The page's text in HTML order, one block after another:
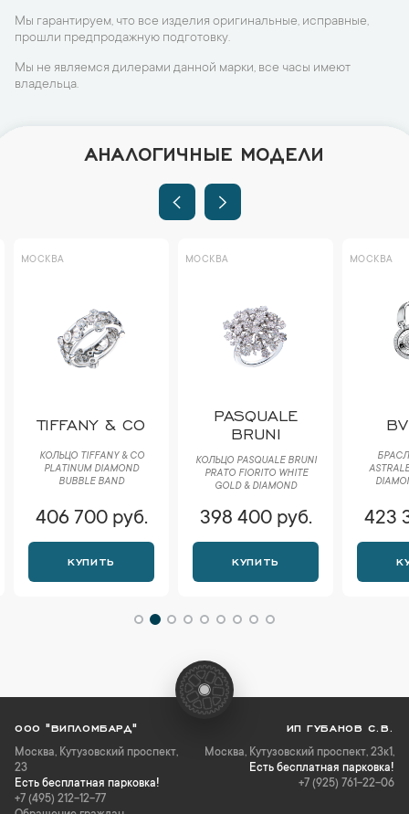
Мы гарантируем, что все изделия оригинальные, исправные,
прошли предпродажную подготовку.
Мы не являемся дилерами данной марки, все часы имеют
владельца.
АНАЛОГИЧНЫЕ МОДЕЛИ
МОСКВА
TIFFANY & CO
КОЛЬЦО TIFFANY & CO
PLATINUM DIAMOND
BUBBLE BAND
406 700 руб.
КУПИТЬ
МОСКВА
PASQUALE
BRUNI
КОЛЬЦО PASQUALE BRUNI
РRАTО FIORITO WHITE
GOLD & DIAMOND
398 400 руб.
КУПИТЬ
МОСКВА
423
ООО "ВИПЛОМБАРД"
Москва, Кутузовский проспект,
23
Есть бесплатная парковка!
+7 (495) 212-12-77
ИП ГУБАНОВ С.В.
Москва, Кутузовский проспект, 23к1,
Есть бесплатная парковка!
+7 (925) 761-22-06